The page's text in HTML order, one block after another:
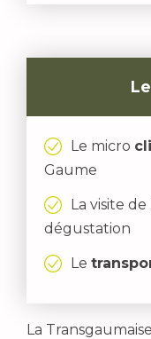
La
Le micro
Gaume
La visite de
dégustation
Le